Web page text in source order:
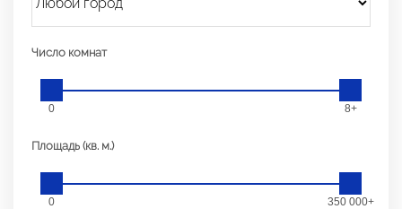
Число комнат
0 8+
Площадь (кв. м.)
0 350 000+